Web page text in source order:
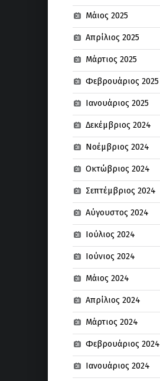
Μάιος 2025
Απρίλιος 2025
Μάρτιος 2025
Φεβρουάριος 2025
Ιανουάριος 2025
Δεκέμβριος 2024
Νοέμβριος 2024
Οκτώβριος 2024
Σεπτέμβριος 2024
Αύγουστος 2024
Ιούλιος 2024
Ιούνιος 2024
Μάιος 2024
Απρίλιος 2024
Μάρτιος 2024
Φεβρουάριος 2024
Ιανουάριος 2024